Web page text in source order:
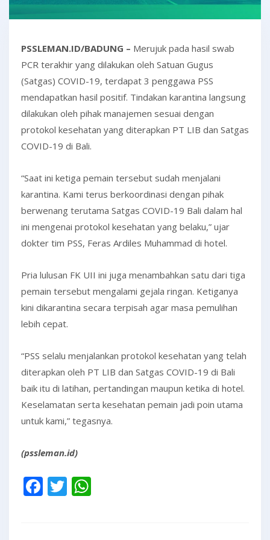
PSSLEMAN.ID/BADUNG – Merujuk pada hasil swab
PCR terakhir yang dilakukan oleh Satuan Gugus
(Satgas) COVID-19, terdapat 3 penggawa PSS
mendapatkan hasil positif. Tindakan karantina langsung
dilakukan oleh pihak manajemen sesuai dengan
protokol kesehatan yang diterapkan PT LIB dan Satgas
COVID-19 di Bali.
“Saat ini ketiga pemain tersebut sudah menjalani
karantina. Kami terus berkoordinasi dengan pihak
berwenang terutama Satgas COVID-19 Bali dalam hal
ini mengenai protokol kesehatan yang belaku,” ujar
dokter tim PSS, Feras Ardiles Muhammad di hotel.
Pria lulusan FK UII ini juga menambahkan satu dari tiga
pemain tersebut mengalami gejala ringan. Ketiganya
kini dikarantina secara terpisah agar masa pemulihan
lebih cepat.
“PSS selalu menjalankan protokol kesehatan yang telah
diterapkan oleh PT LIB dan Satgas COVID-19 di Bali
baik itu di latihan, pertandingan maupun ketika di hotel.
Keselamatan serta kesehatan pemain jadi poin utama
untuk kami,” tegasnya.
(pssleman.id)
Facebook
Twitter